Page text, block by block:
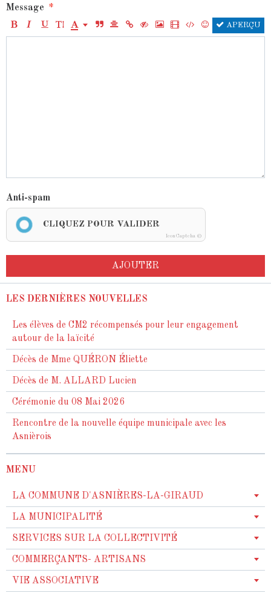
Message
APERÇU
Anti-spam
CLIQUEZ POUR VALIDER
IconCaptcha ©
AJOUTER
LES DERNIÈRES NOUVELLES
Les élèves de CM2 récompensés pour leur engagement
autour de la laïcité
Décès de Mme QUÉRON Éliette
Décès de M. ALLARD Lucien
Cérémonie du 08 Mai 2026
Rencontre de la nouvelle équipe municipale avec les
Asnièrois
MENU
LA COMMUNE D'ASNIÈRES-LA-GIRAUD
LA MUNICIPALITÉ
SERVICES SUR LA COLLECTIVITÉ
COMMERÇANTS- ARTISANS
VIE ASSOCIATIVE